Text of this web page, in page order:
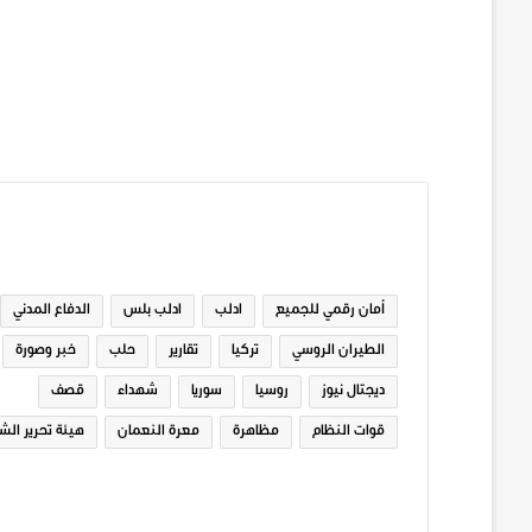
أمان رقمي للجميع ادلب ادلب بلس الدفاع المدني
الطيران الروسي تركيا تقارير حلب خبر وصورة
ديجتال نيوز روسيا سوريا شهداء قصف
قوات النظام مظاهرة معرة النعمان هيئة تحرير